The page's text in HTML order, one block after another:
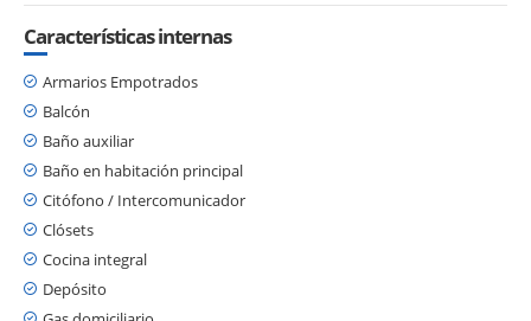
Características internas
Armarios Empotrados
Balcón
Baño auxiliar
Baño en habitación principal
Citófono / Intercomunicador
Clósets
Cocina integral
Depósito